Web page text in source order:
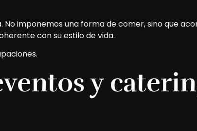
imponemos una forma de comer, sino que
con su estilo de vida.
y